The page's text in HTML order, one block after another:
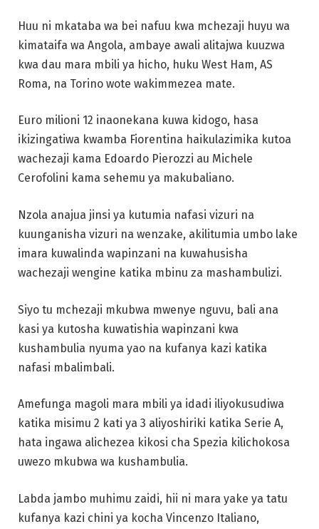
Huu ni mkataba wa bei nafuu kwa mchezaji huyu wa
kimataifa wa Angola, ambaye awali alitajwa kuuzwa
kwa dau mara mbili ya hicho, huku West Ham, AS
Roma, na Torino wote wakimmezea mate.
Euro milioni 12 inaonekana kuwa kidogo, hasa
ikizingatiwa kwamba Fiorentina haikulazimika kutoa
wachezaji kama Edoardo Pierozzi au Michele
Cerofolini kama sehemu ya makubaliano.
Nzola anajua jinsi ya kutumia nafasi vizuri na
kuunganisha vizuri na wenzake, akilitumia umbo lake
imara kuwalinda wapinzani na kuwahusisha
wachezaji wengine katika mbinu za mashambulizi.
Siyo tu mchezaji mkubwa mwenye nguvu, bali ana
kasi ya kutosha kuwatishia wapinzani kwa
kushambulia nyuma yao na kufanya kazi katika
nafasi mbalimbali.
Amefunga magoli mara mbili ya idadi iliyokusudiwa
katika misimu 2 kati ya 3 aliyoshiriki katika Serie A,
hata ingawa alichezea kikosi cha Spezia kilichokosa
uwezo mkubwa wa kushambulia.
Labda jambo muhimu zaidi, hii ni mara yake ya tatu
kufanya kazi chini ya kocha Vincenzo Italiano,